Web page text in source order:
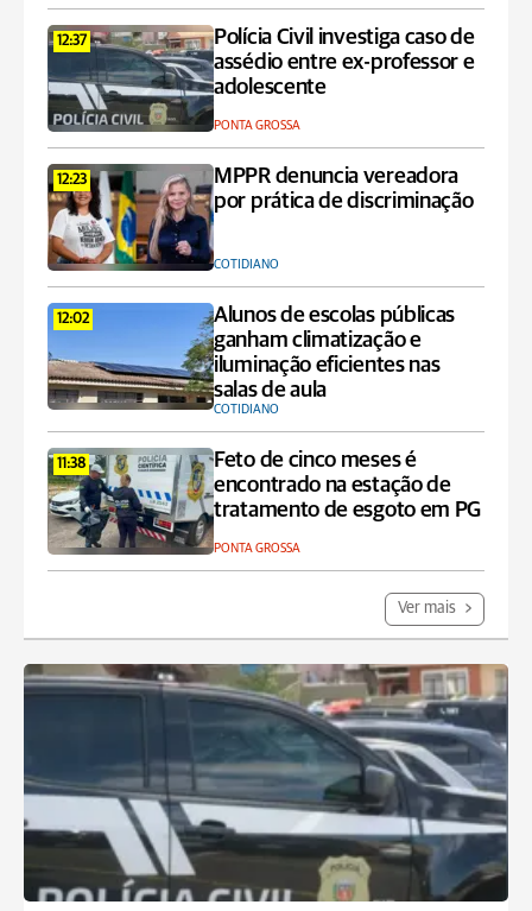
12:37
Polícia Civil investiga caso de
assédio entre ex-professor e
adolescente
PONTA GROSSA
12:23
MPPR denuncia vereadora
por prática de discriminação
COTIDIANO
12:02
Alunos de escolas públicas
ganham climatização e
iluminação eficientes nas
salas de aula
COTIDIANO
11:38
Feto de cinco meses é
encontrado na estação de
tratamento de esgoto em PG
PONTA GROSSA
Ver mais